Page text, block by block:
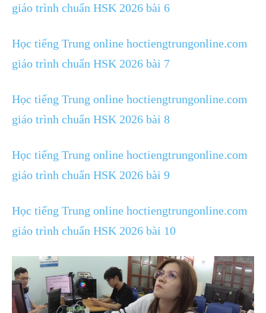
giáo trình chuẩn HSK 2026 bài 6
Học tiếng Trung online hoctiengtrungonline.com
giáo trình chuẩn HSK 2026 bài 7
Học tiếng Trung online hoctiengtrungonline.com
giáo trình chuẩn HSK 2026 bài 8
Học tiếng Trung online hoctiengtrungonline.com
giáo trình chuẩn HSK 2026 bài 9
Học tiếng Trung online hoctiengtrungonline.com
giáo trình chuẩn HSK 2026 bài 10